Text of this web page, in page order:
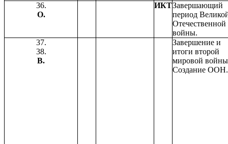
36.
О.
ИКТЗавершающий
период
Отечественной
войны.
37.
38.
В.
Завершение и
итоги второй
мировой
Создание ООН.